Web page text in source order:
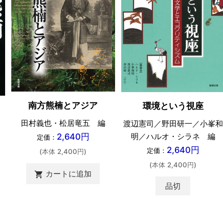
南方熊楠とアジア
田村義也・松居竜五 編
定価： 2,640円
(本体 2,400円)
shopping_cart カートに追加
環境という視座
渡辺憲司／野田研一／小峯和
明／ハルオ・シラネ 編
定価： 2,640円
(本体 2,400円)
品切